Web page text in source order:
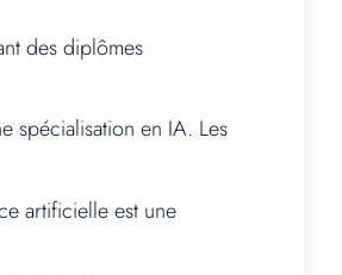
des diplômes
spécialisation en IA. Les
artificielle est une